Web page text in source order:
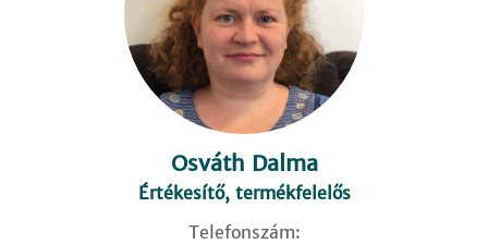
Osváth Dalma
Értékesítő, termékfelelős
Telefonszám: